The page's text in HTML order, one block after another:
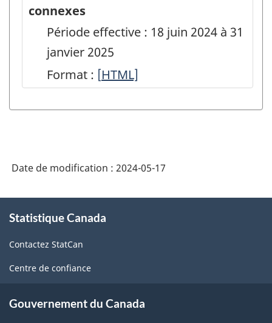
connexes
Période effective : 18 juin 2024 à 31
janvier 2025
Format : [Appel
collaboration
avec
une
maladie
vie
HTML]
Date de modification : 2024-05-17
propos
ce
site
Statistique Canada
Contactez StatCan
Centre de confiance
Gouvernement du Canada